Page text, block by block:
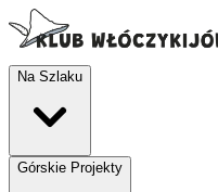
Na Szlaku
Górskie Projekty